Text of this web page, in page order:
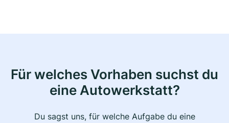
Für welches Vorhaben suchst du
eine Autowerkstatt?
Du sagst uns, für welche Aufgabe du eine